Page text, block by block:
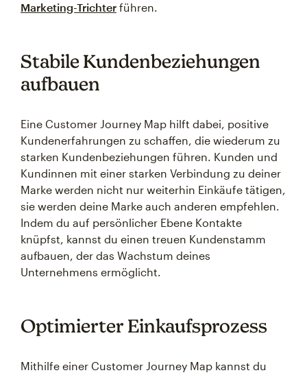
Marketing-Trichter führen.
Stabile Kundenbeziehungen
aufbauen
Eine Customer Journey Map hilft dabei, positive
Kundenerfahrungen zu schaffen, die wiederum zu
starken Kundenbeziehungen führen. Kunden und
Kundinnen mit einer starken Verbindung zu deiner
Marke werden nicht nur weiterhin Einkäufe tätigen,
sie werden deine Marke auch anderen empfehlen.
Indem du auf persönlicher Ebene Kontakte
knüpfst, kannst du einen treuen Kundenstamm
aufbauen, der das Wachstum deines
Unternehmens ermöglicht.
Optimierter Einkaufsprozess
Mithilfe einer Customer Journey Map kannst du